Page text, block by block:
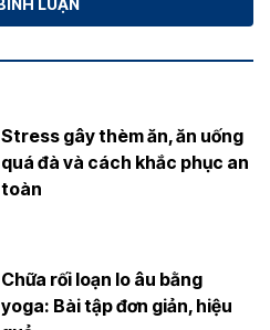
Stress gây thèm ăn, ăn uống
quá đà và cách khắc phục an
toàn
Chữa rối loạn lo âu bằng
yoga: Bài tập đơn giản, hiệu